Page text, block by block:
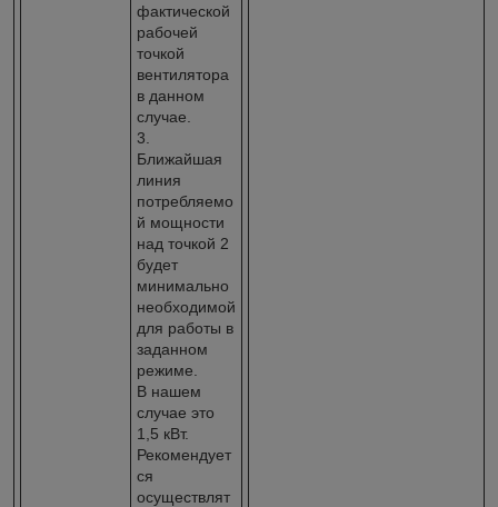
фактической
рабочей
точкой
вентилятора
в данном
случае.
3.
Ближайшая
линия
потребляемо
й мощности
над точкой 2
будет
минимально
необходимой
для работы в
заданном
режиме.
В нашем
случае это
1,5 кВт.
Рекомендует
ся
осуществлят